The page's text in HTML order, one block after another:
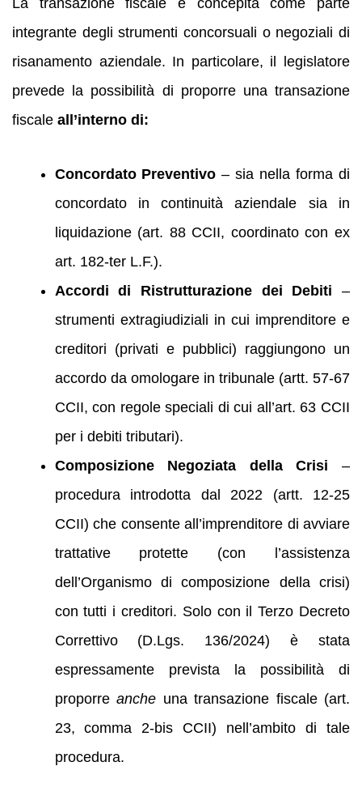
La transazione fiscale è concepita come parte
integrante degli strumenti concorsuali o negoziali di
risanamento aziendale. In particolare, il legislatore
prevede la possibilità di proporre una transazione
fiscale all’interno di:
Concordato Preventivo – sia nella forma di
concordato in continuità aziendale sia in
liquidazione (art. 88 CCII, coordinato con ex
art. 182-ter L.F.).
Accordi di Ristrutturazione dei Debiti –
strumenti extragiudiziali in cui imprenditore e
creditori (privati e pubblici) raggiungono un
accordo da omologare in tribunale (artt. 57-67
CCII, con regole speciali di cui all’art. 63 CCII
per i debiti tributari).
Composizione Negoziata della Crisi –
procedura introdotta dal 2022 (artt. 12-25
CCII) che consente all’imprenditore di avviare
trattative protette (con l’assistenza
dell’Organismo di composizione della crisi)
con tutti i creditori. Solo con il Terzo Decreto
Correttivo (D.Lgs. 136/2024) è stata
espressamente prevista la possibilità di
proporreanche una transazione fiscale (art.
23, comma 2‑bis CCII) nell’ambito di tale
procedura.